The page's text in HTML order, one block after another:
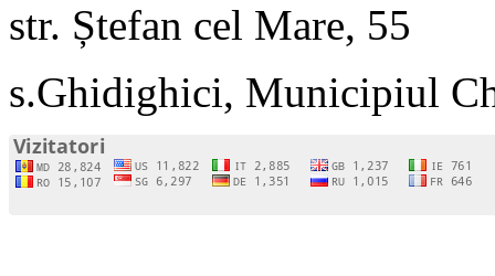
str. Ștefan cel Mare, 55
s.Ghidighici, Municipiul